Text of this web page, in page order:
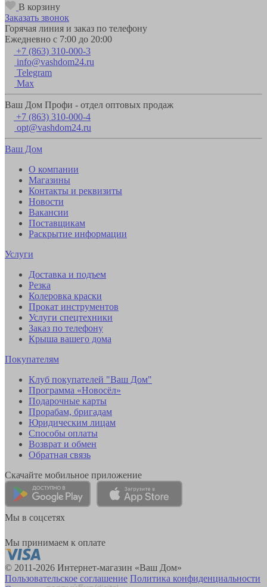
В корзину
Заказать звонок
Горячая линия и заказ по телефону
Ежедневно с 7:00 до 20:00
+7 (863) 310-000-3
info@vashdom24.ru
Telegram
Max
Ваш Дом Профи - отдел оптовых продаж
+7 (863) 310-000-4
opt@vashdom24.ru
Ваш Дом
О компании
Магазины
Контакты и реквизиты
Новости
Вакансии
Поставщикам
Раскрытие информации
Услуги
Доставка и подъем
Резка
Колеровка краски
Прокат инструментов
Услуги спецтехники
Заказ по телефону
Крыша вашего дома
Покупателям
Клуб покупателей "Ваш Дом"
Программа «Новосёл»
Подарочные карты
Прорабам, бригадам
Юридическим лицам
Способы оплаты
Возврат и обмен
Обратная связь
Скачайте мобильное приложение
Мы в соцсетях
Мы принимаем к оплате
© 2011-2026 Интернет-магазин «Ваш Дом»
Пользовательское соглашение Политика конфиденциальности